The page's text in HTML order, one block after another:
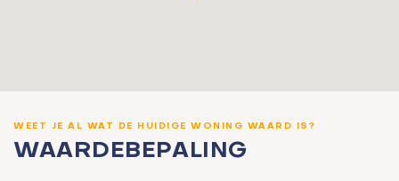
WEET JE AL WAT DE HUIDIGE WONING WAARD IS?
WAARDEBEPALING